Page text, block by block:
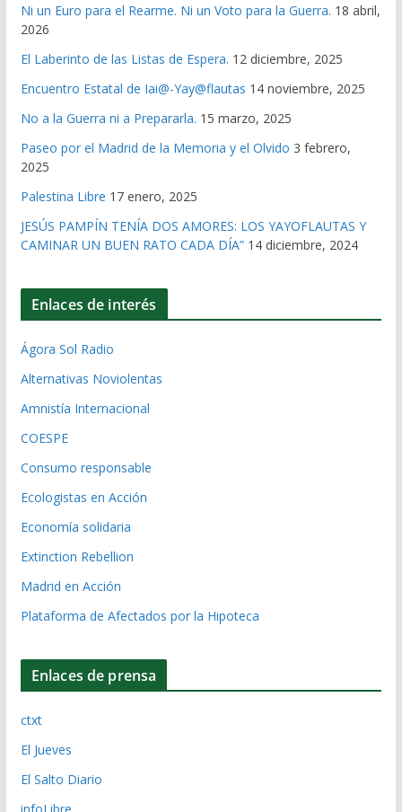
Ni un Euro para el Rearme. Ni un Voto para la Guerra. 18 abril,
2026
El Laberinto de las Listas de Espera. 12 diciembre, 2025
Encuentro Estatal de Iai@-Yay@flautas 14 noviembre, 2025
No a la Guerra ni a Prepararla. 15 marzo, 2025
Paseo por el Madrid de la Memoria y el Olvido 3 febrero,
2025
Palestina Libre 17 enero, 2025
JESÚS PAMPÍN TENÍA DOS AMORES: LOS YAYOFLAUTAS Y
CAMINAR UN BUEN RATO CADA DÍA” 14 diciembre, 2024
Enlaces de interés
Ágora Sol Radio
Alternativas Noviolentas
Amnistía Internacional
COESPE
Consumo responsable
Ecologistas en Acción
Economía solidaria
Extinction Rebellion
Madrid en Acción
Plataforma de Afectados por la Hipoteca
Enlaces de prensa
ctxt
El Jueves
El Salto Diario